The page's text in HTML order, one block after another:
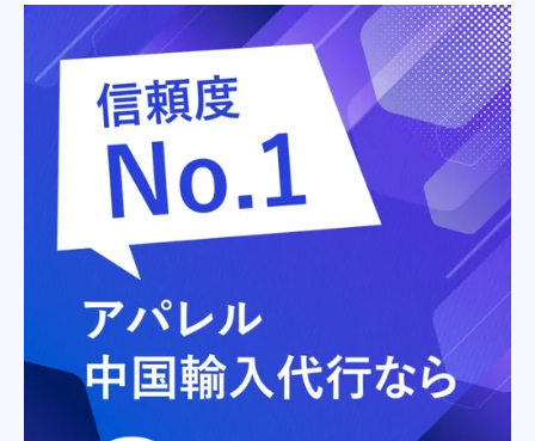
評価が良いセラーから仕入れをする
タオバオ代行業者を活用する